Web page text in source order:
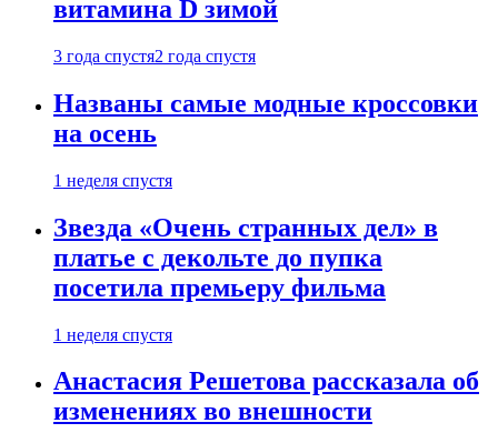
витамина D зимой
3 года спустя2 года спустя
Названы самые модные кроссовки
на осень
1 неделя спустя
Звезда «Очень странных дел» в
платье с декольте до пупка
посетила премьеру фильма
1 неделя спустя
Анастасия Решетова рассказала об
изменениях во внешности